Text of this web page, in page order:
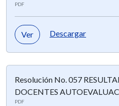
PDF
Ver Descargar
Resolución No. 057
DOCENTES
PDF